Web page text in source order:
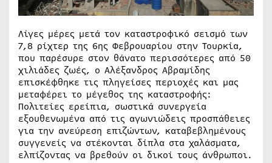
Λίγες μέρες μετά τον καταστροφικό σεισμό των
7,8 ρίχτερ της 6ης Φεβρουαρίου στην Τουρκία,
που παρέσυρε στον θάνατο περισσότερες από 50
χιλιάδες ζωές, ο Αλέξανδρος Αβραμίδης
επισκέφθηκε τις πληγείσες περιοχές και μας
μεταφέρει το μέγεθος της καταστροφής:
Πολιτείες ερείπια, σωστικά συνεργεία
εξουθενωμένα από τις αγωνιώδεις προσπάθειες
για την ανεύρεση επιζώντων, καταβεβλημένους
συγγενείς να στέκονται δίπλα στα χαλάσματα,
ελπίζοντας να βρεθούν οι δικοί τους άνθρωποι.